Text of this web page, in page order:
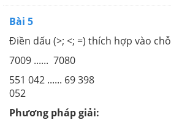
Bài 5
Điền dấu (>; <; =) thích hợp vào
7009 ...... 7080 56
551 042 ...... 69 398 5
052
Phương pháp giải: